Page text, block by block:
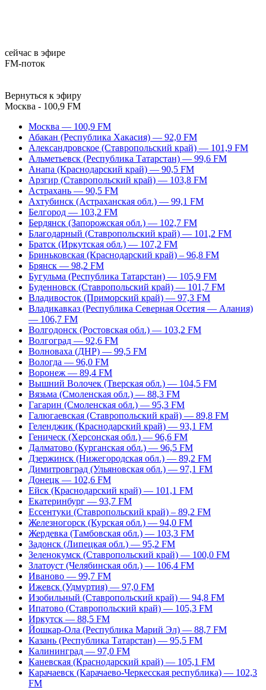
сейчас в эфире
FM-поток
Вернуться к эфиру
Москва - 100,9 FM
Москва — 100,9 FM
Абакан (Республика Хакасия) — 92,0 FM
Александровское (Ставропольский край) — 101,9 FM
Альметьевск (Республика Татарстан) — 99,6 FM
Анапа (Краснодарский край) — 90,5 FM
Арзгир (Ставропольский край) — 103,8 FM
Астрахань — 90,5 FM
Ахтубинск (Астраханская обл.) — 99,1 FM
Белгород — 103,2 FM
Бердянск (Запорожская обл.) — 102,7 FM
Благодарный (Ставропольский край) — 101,2 FM
Братск (Иркутская обл.) — 107,2 FM
Бриньковская (Краснодарский край) – 96,8 FM
Брянск — 98,2 FM
Бугульма (Республика Татарстан) — 105,9 FM
Буденновск (Ставропольский край) — 101,7 FM
Владивосток (Приморский край) — 97,3 FM
Владикавказ (Республика Северная Осетия — Алания)
— 106,7 FM
Волгодонск (Ростовская обл.) — 103,2 FM
Волгоград — 92,6 FM
Волноваха (ДНР) — 99,5 FM
Вологда — 96,0 FM
Воронеж — 89,4 FM
Вышний Волочек (Тверская обл.) — 104,5 FM
Вязьма (Смоленская обл.) — 88,3 FM
Гагарин (Смоленская обл.) — 95,3 FM
Галюгаевская (Ставропольский край) — 89,8 FM
Геленджик (Краснодарский край) — 93,1 FM
Геническ (Херсонская обл.) — 96,6 FM
Далматово (Курганская обл.) — 96,5 FM
Дзержинск (Нижегородская обл.) — 89,2 FM
Димитровград (Ульяновская обл.) — 97,1 FM
Донецк — 102,6 FM
Ейск (Краснодарский край) — 101,1 FM
Екатеринбург — 93,7 FM
Ессентуки (Ставропольский край) – 89,2 FM
Железногорск (Курская обл.) — 94,0 FM
Жердевка (Тамбовская обл.) — 103,3 FM
Задонск (Липецкая обл.) — 95,2 FM
Зеленокумск (Ставропольский край) — 100,0 FM
Златоуст (Челябинская обл.) — 106,4 FM
Иваново — 99,7 FM
Ижевск (Удмуртия) — 97,0 FM
Изобильный (Ставропольский край) — 94,8 FM
Ипатово (Ставропольский край) — 105,3 FM
Иркутск — 88,5 FM
Йошкар-Ола (Республика Марий Эл) — 88,7 FM
Казань (Республика Татарстан) — 95,5 FM
Калининград — 97,0 FM
Каневская (Краснодарский край) — 105,1 FM
Карачаевск (Карачаево-Черкесская республика) — 102,3
FM